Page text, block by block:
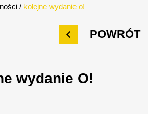
/ kolejne wydanie o!
POWRÓT
wydanie O!